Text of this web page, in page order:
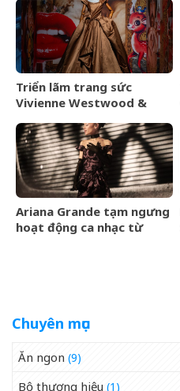
Triển lãm trang sức
Vivienne Westwood &
vào tháng 9/2026
Ariana Grande tạm ngưng
hoạt động ca nhạc từ
Chuyên mục
Ăn ngon (9)
Bộ thương hiệu (1)